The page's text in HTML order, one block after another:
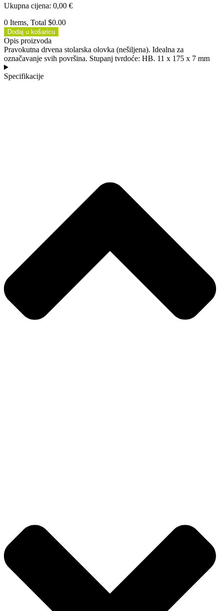
Ukupna cijena: 0,00 €
0 Items, Total $0.00
Dodaj u košaricu
Opis proizvoda
Pravokutna drvena stolarska olovka (nešiljena). Idealna za
označavanje svih površina. Stupanj tvrdoće: HB. 11 x 175 x 7 mm
Specifikacije